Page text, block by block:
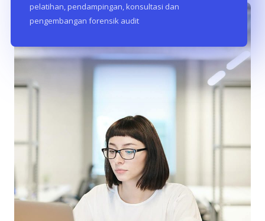
pelatihan, pendampingan, konsultasi dan
pengembangan forensik audit